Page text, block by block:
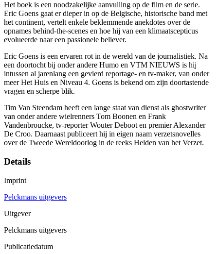
Het boek is een noodzakelijke aanvulling op de film en de serie.
Eric Goens gaat er dieper in op de Belgische, historische band met
het continent, vertelt enkele beklemmende anekdotes over de
opnames behind-the-scenes en hoe hij van een klimaatscepticus
evolueerde naar een passionele believer.
Eric Goens is een ervaren rot in de wereld van de journalistiek. Na
een doortocht bij onder andere Humo en VTM NIEUWS is hij
intussen al jarenlang een gevierd reportage- en tv-maker, van onder
meer Het Huis en Niveau 4. Goens is bekend om zijn doortastende
vragen en scherpe blik.
Tim Van Steendam heeft een lange staat van dienst als ghostwriter
van onder andere wielrenners Tom Boonen en Frank
Vandenbroucke, tv-reporter Wouter Deboot en premier Alexander
De Croo. Daarnaast publiceert hij in eigen naam verzetsnovelles
over de Tweede Wereldoorlog in de reeks Helden van het Verzet.
Details
Imprint
Pelckmans uitgevers
Uitgever
Pelckmans uitgevers
Publicatiedatum